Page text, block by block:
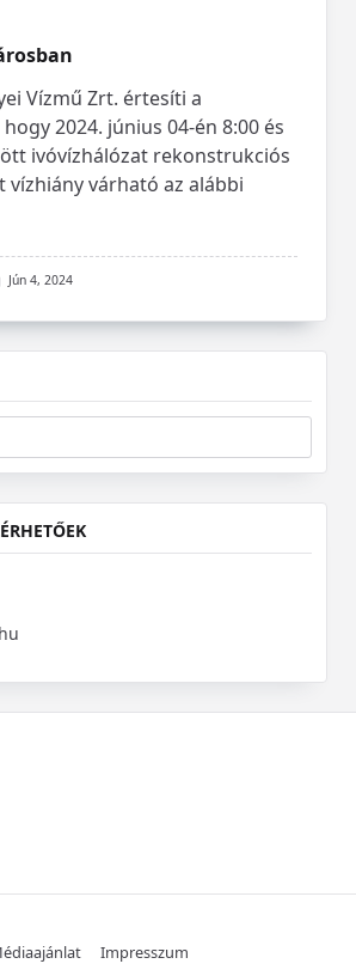
Vízmű Zrt. értesíti a
2024. június 04-én 8:00 és
ivóvízhálózat rekonstrukciós
vízhiány várható az alábbi
Jún 4, 2024
Impresszum